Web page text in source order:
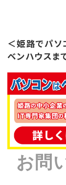
＜姫路でパソ
ベンハウスま
お問